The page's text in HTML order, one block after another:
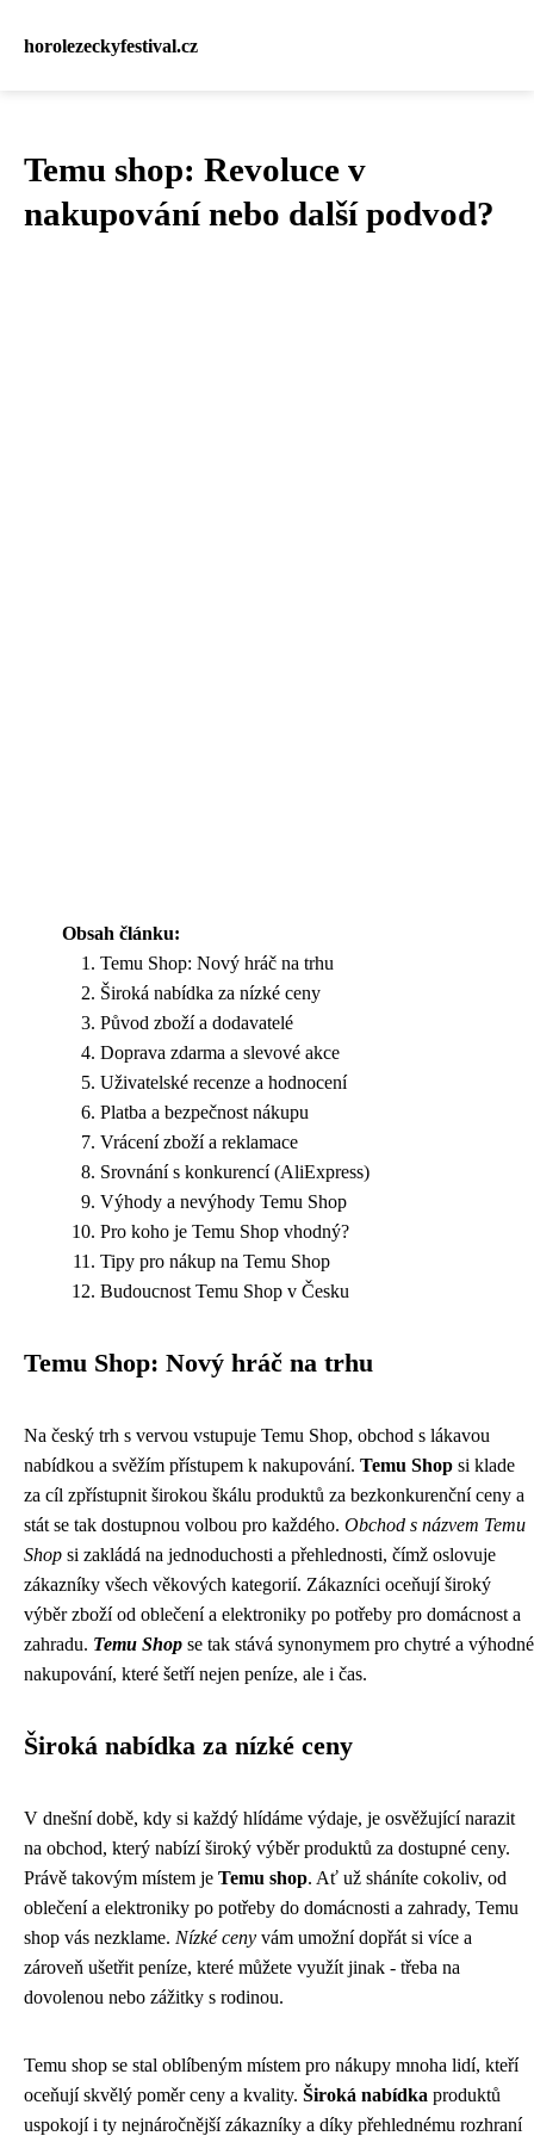
horolezeckyfestival.cz
Temu shop: Revoluce v
nakupování nebo další podvod?
Obsah článku:
Temu Shop: Nový hráč na trhu
Široká nabídka za nízké ceny
Původ zboží a dodavatelé
Doprava zdarma a slevové akce
Uživatelské recenze a hodnocení
Platba a bezpečnost nákupu
Vrácení zboží a reklamace
Srovnání s konkurencí (AliExpress)
Výhody a nevýhody Temu Shop
Pro koho je Temu Shop vhodný?
Tipy pro nákup na Temu Shop
Budoucnost Temu Shop v Česku
Temu Shop: Nový hráč na trhu
Na český trh s vervou vstupuje Temu Shop, obchod s lákavou
nabídkou a svěžím přístupem k nakupování. Temu Shop si klade
za cíl zpřístupnit širokou škálu produktů za bezkonkurenční ceny a
stát se tak dostupnou volbou pro každého. Obchod s názvem Temu
Shop si zakládá na jednoduchosti a přehlednosti, čímž oslovuje
zákazníky všech věkových kategorií. Zákazníci oceňují široký
výběr zboží od oblečení a elektroniky po potřeby pro domácnost a
zahradu. Temu Shop se tak stává synonymem pro chytré a výhodné
nakupování, které šetří nejen peníze, ale i čas.
Široká nabídka za nízké ceny
V dnešní době, kdy si každý hlídáme výdaje, je osvěžující narazit
na obchod, který nabízí široký výběr produktů za dostupné ceny.
Právě takovým místem je Temu shop. Ať už sháníte cokoliv, od
oblečení a elektroniky po potřeby do domácnosti a zahrady, Temu
shop vás nezklame. Nízké ceny vám umožní dopřát si více a
zároveň ušetřit peníze, které můžete využít jinak - třeba na
dovolenou nebo zážitky s rodinou.
Temu shop se stal oblíbeným místem pro nákupy mnoha lidí, kteří
oceňují skvělý poměr ceny a kvality. Široká nabídka produktů
uspokojí i ty nejnáročnější zákazníky a díky přehlednému rozhraní